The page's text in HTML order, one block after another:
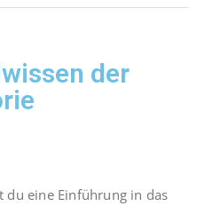
der
eine Einführung in das